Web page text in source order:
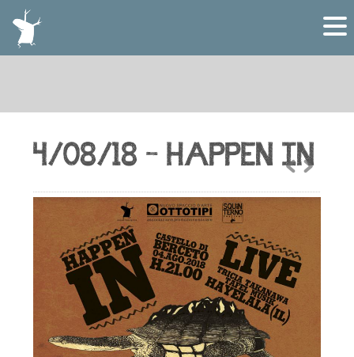
4/08/18 – HAPPEN IN